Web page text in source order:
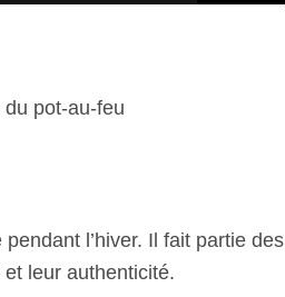
pot-au-feu
l’hiver. Il fait partie des
et leur authenticité.